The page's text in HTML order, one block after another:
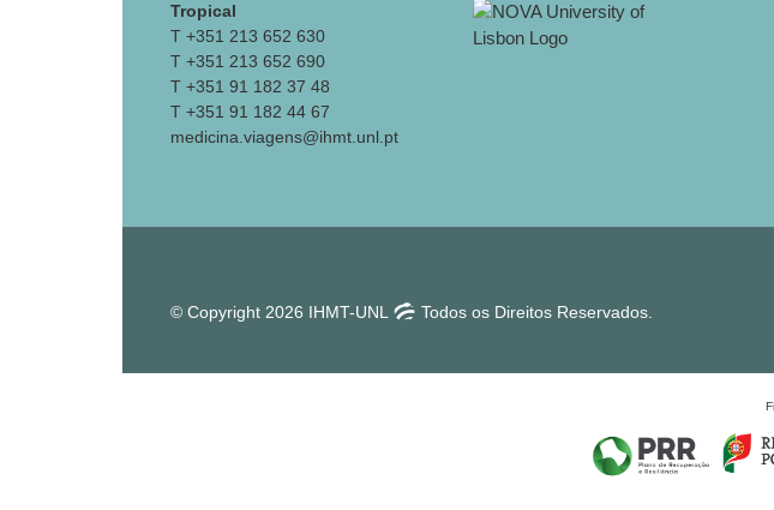
Tropical
T +351 213 652 630
T +351 213 652 690
T +351 91 182 37 48
T +351 91 182 44 67
medicina.viagens@ihmt.unl.pt
© Copyright 2026 IHMT-UNL Todos os Direitos Reservados.